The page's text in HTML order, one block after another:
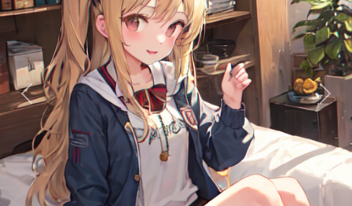
Previous Next